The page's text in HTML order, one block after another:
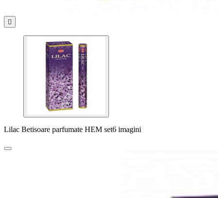

Lilac Betisoare parfumate HEM set6 imagini